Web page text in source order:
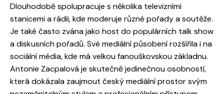
Dlouhodobě spolupracuje s několika televizními
stanicemi a rádii, kde moderuje různé pořady a soutěže.
Je také často zvána jako host do populárních talk show
a diskusních pořadů. Své mediální působení rozšířila i na
sociální média, kde má velkou fanouškovskou základnu.
Antonie Zacpalová je skutečně jedinečnou osobností,
která dokázala zaujmout český mediální prostor svým